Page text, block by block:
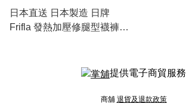
日本直送 日本製造 日牌
Frifla 發熱加壓修腿型襪褲
提供電子商貿服務
商舖 退貨及退款政策